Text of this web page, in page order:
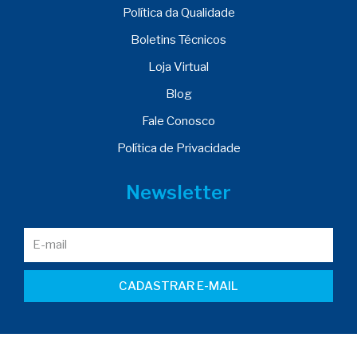
Política da Qualidade
Boletins Técnicos
Loja Virtual
Blog
Fale Conosco
Política de Privacidade
Newsletter
CADASTRAR E-MAIL